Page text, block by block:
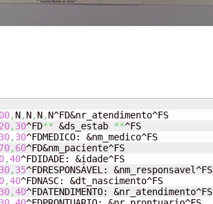
,N,N,N,N^FD&nr_atendimento^FS
20, 30^FD** &ds_estab **^FS
30,30^FDMEDICO: &nm_medico^FS
70, 60^FD&nm_paciente^FS
,40^FDIDADE: &idade^FS
30, 35^FDRESPONSÁVEL: &nm_responsavel^FS
,40^FDNASC: &dt_nascimento^FS
30,40^FDATENDIMENTO: &nr_atendimento^FS